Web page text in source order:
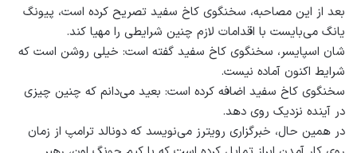
بعد از این مصاحبه، سخنگوی کاخ سفید تصریح کرده است، پیونگ
یانگ می‌بایست با اقدامات لازم چنین شرایطی را مهیا کند.
شان اسپایسر، سخنگوی کاخ سفید گفته است: خیلی روشن است که
شرایط اکنون آماده نیست.
سخنگوی کاخ سفید اضافه کرده است: بعید می‌دانم که چنین چیزی
در آینده نزدیک روی دهد.
در همین حال، خبرگزاری رویترز می‌نویسد که دونالد ترامپ از زمان